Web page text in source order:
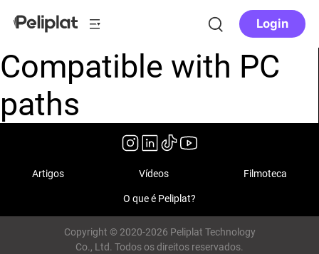
Login
Compatible with PC
paths
Artigos Vídeos Filmoteca
O que é Peliplat?
Copyright © 2020-2026 Peliplat Technology
Co., Ltd. Todos os direitos reservados.